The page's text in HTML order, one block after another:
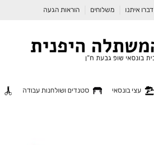
דברו איתנו משלוחים הוראות הגעה
עצי בונסאי סטנדים ושולחנות עבודה